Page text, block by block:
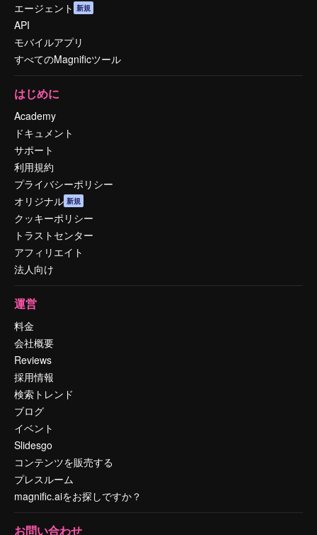
エージェント 新規
API
モバイルアプリ
すべてのMagnificツール
はじめに
Academy
ドキュメント
サポート
利用規約
プライバシーポリシー
オリジナル 新規
クッキーポリシー
トラストセンター
アフィリエイト
法人向け
運営
料金
会社概要
Reviews
採用情報
検索トレンド
ブログ
イベント
Slidesgo
コンテンツを販売する
プレスルーム
magnific.aiをお探しですか？
お問い合わせ